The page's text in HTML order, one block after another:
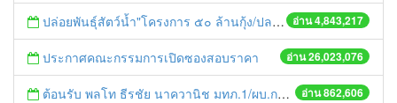
อ่าน 4,843,217
ปล่อยพันธุ์สัตว์น้ำ"โครงการ ๕๐ ล้านกุ้ง/ปลา ฟื้นชีวิตใหม่ให้เจ้าพระยา
อ่าน 26,023,076
ประกาศคณะกรรมการเปิดซองสอบราคา
อ่าน 862,606
ต้อนรับ พลโท ธีรชัย นาควานิช มทภ.1/ผบ.กกล.รส.ทภ.1 และคณะ ในการตรวจเยี่ยมศูนย์ดำรงธรรมจังหวัดพระนครศรีอยุธยา